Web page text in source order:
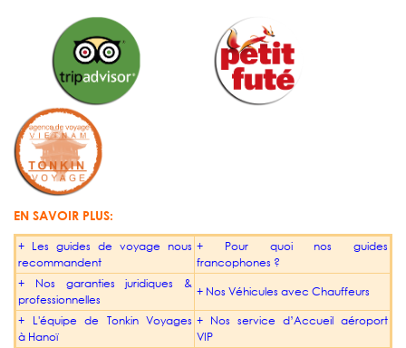
EN SAVOIR PLUS:
+ Les guides de voyage nous
recommandent
+ Pour quoi nos guides
francophones ?
+ Nos garanties juridiques &
professionnelles
+ Nos Véhicules avec Chauffeurs
+ L'équipe de Tonkin Voyages
à Hanoï
+ Nos service d’Accueil aéroport
VIP